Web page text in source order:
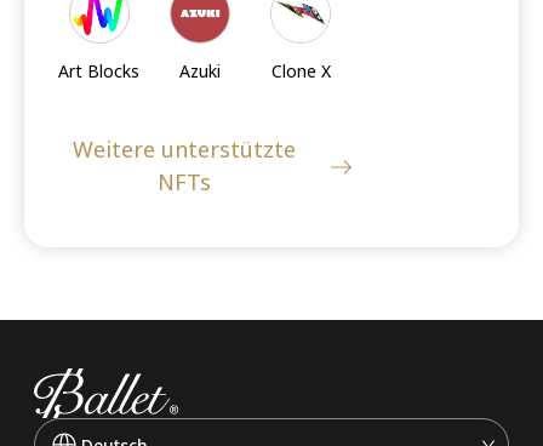
Cards
Art Blocks Azuki Clone X
Weitere unterstützte
NFTs